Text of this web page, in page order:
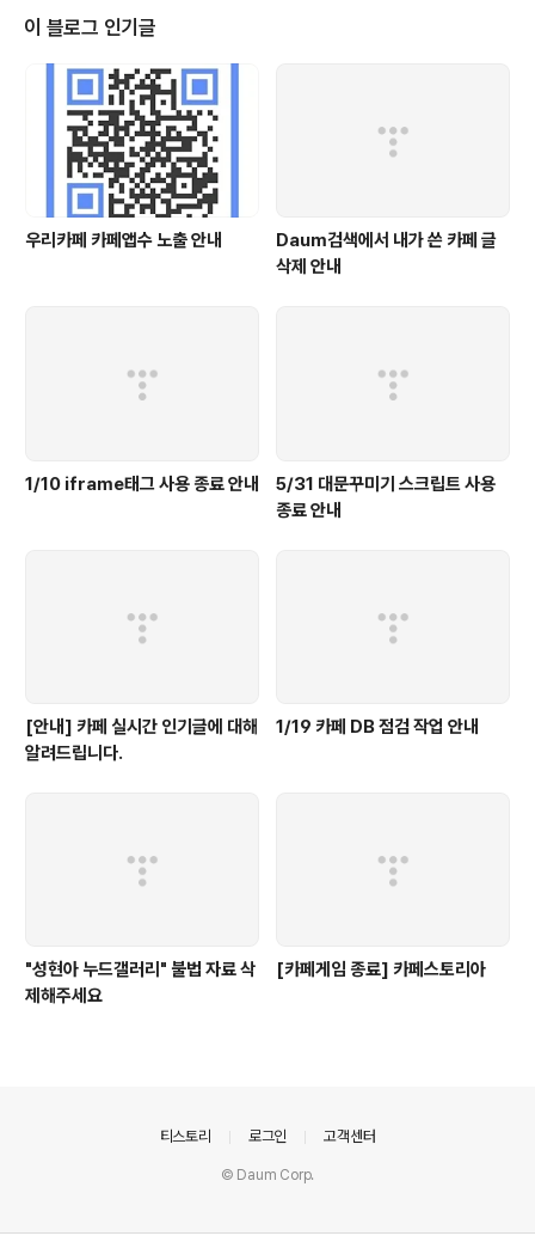
이 블로그 인기글
우리카페 카페앱수 노출 안내
Daum검색에서 내가 쓴 카페 글
삭제 안내
1/10 iframe태그 사용 종료 안내
5/31 대문꾸미기 스크립트 사용
종료 안내
[안내] 카페 실시간 인기글에 대해
알려드립니다.
1/19 카페 DB 점검 작업 안내
"성현아 누드갤러리" 불법 자료 삭
제해주세요
[카페게임 종료] 카페스토리아
티스토리 로그인 고객센터
© Daum Corp.